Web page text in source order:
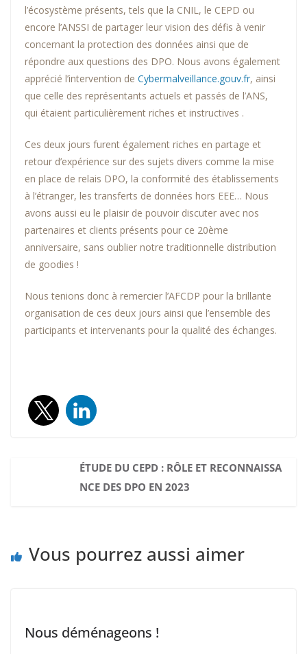
l’écosystème présents, tels que la CNIL, le CEPD ou
encore l’ANSSI de partager leur vision des défis à venir
concernant la protection des données ainsi que de
répondre aux questions des DPO. Nous avons également
apprécié l’intervention de Cybermalveillance.gouv.fr, ainsi
que celle des représentants actuels et passés de l’ANS,
qui étaient particulièrement riches et instructives .
Ces deux jours furent également riches en partage et
retour d’expérience sur des sujets divers comme la mise
en place de relais DPO, la conformité des établissements
à l’étranger, les transferts de données hors EEE… Nous
avons aussi eu le plaisir de pouvoir discuter avec nos
partenaires et clients présents pour ce 20ème
anniversaire, sans oublier notre traditionnelle distribution
de goodies !
Nous tenions donc à remercier l’AFCDP pour la brillante
organisation de ces deux jours ainsi que l’ensemble des
participants et intervenants pour la qualité des échanges.
ÉTUDE DU CEPD : RÔLE ET RECONNAISSA
NCE DES DPO EN 2023
Vous pourrez aussi aimer
Nous déménageons !